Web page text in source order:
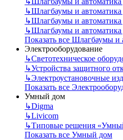
↳Шлагбаумы и автоматика
↳Шлагбаумы и
↳Шлагбаумы и автоматика
Показать все Шлагбаумы и
Электрооборудование
↳Светотехническое
↳Устройства защитного
↳Электроустановочные
Показать все
Умный дом
↳Digma
↳Livicom
↳Типовые решения
Показать все Умный дом